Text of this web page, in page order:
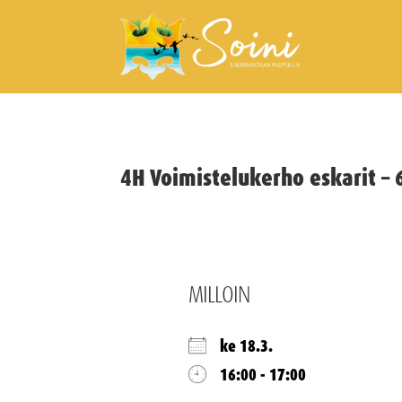
4H Voimistelukerho eskarit –
MILLOIN
ke 18.3.
16:00 - 17:00